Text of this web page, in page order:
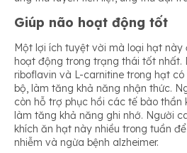
Giúp não hoạt động tốt
Một lợi ích tuyệt vời mà loại hạt này
hoạt động trong trạng thái tốt nhất.
riboflavin và L-carnitine trong hạt
bộ, làm tăng khả năng nhận thức.
còn hỗ trợ phục hồi các tế bào thần
làm tăng khả năng ghi nhớ. Người
khích ăn hạt này nhiều trong tuần
nhiễm và ngừa bệnh alzheimer.